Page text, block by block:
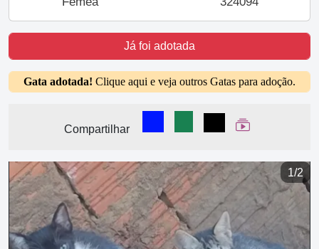
Já foi adotada
Gata adotada! Clique aqui e veja outros Gatas para adoção.
Compartilhar
Compartilhar no Facebook
Compartilhar no
Compartilhar
Ver Web Story
1/2